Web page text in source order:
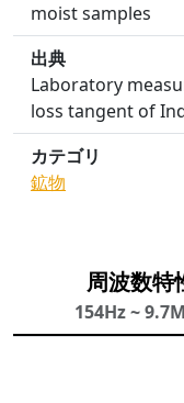
moist samples
出典
Laboratory
loss tangent of
カテゴリ
鉱物
周波数特
154Hz ~